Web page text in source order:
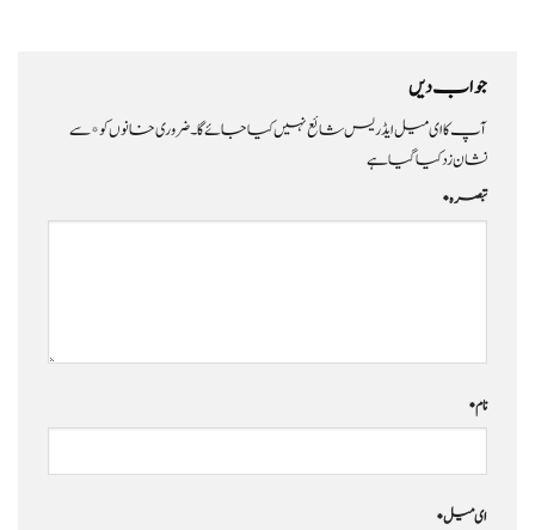
جواب دیں
آپ کا ای میل ایڈریس شائع نہیں کیا جائے گا۔ضروری خانوں کو*سے
نشان زد کیا گیا ہے
تبصرہ*
نام*
ای میل*